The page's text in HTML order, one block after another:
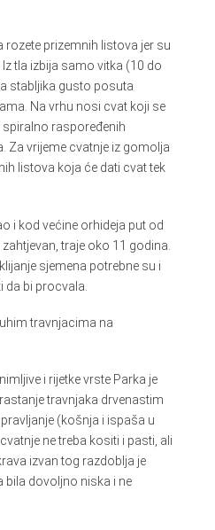
rozete prizemnih listova jer su
tla izbija samo vitka (10 do
stabljika gusto posuta
Na vrhu nosi cvat koji se
raspoređenih
Za vrijeme cvatnje iz gomolja
listova koja će dati cvat tek
i kod većine orhideja put od
traje oko 11 godina.
sjemena potrebne su i
da bi procvala.
travnjacima na
i rijetke vrste Parka je
travnjaka drvenastim
(košnja i ispaša u
ne treba kositi i pasti, ali
izvan tog razdoblja je
bila dovoljno niska i ne